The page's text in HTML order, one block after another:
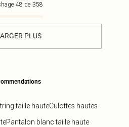
48 de 358
PLUS
taille hauteCulottes hautes
Pantalon blanc taille haute